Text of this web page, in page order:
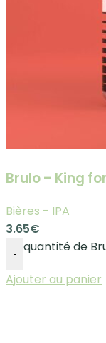
Brulo – King
Bières - IPA
3.65€
- quantité de
Ajouter au panier